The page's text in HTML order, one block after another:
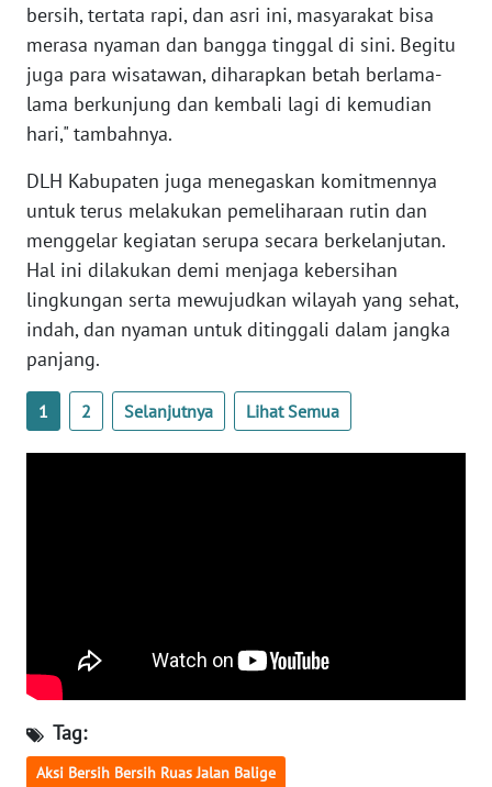
bersih, tertata rapi, dan asri ini, masyarakat bisa
merasa nyaman dan bangga tinggal di sini. Begitu
juga para wisatawan, diharapkan betah berlama-
lama berkunjung dan kembali lagi di kemudian
hari," tambahnya.
DLH Kabupaten juga menegaskan komitmennya
untuk terus melakukan pemeliharaan rutin dan
menggelar kegiatan serupa secara berkelanjutan.
Hal ini dilakukan demi menjaga kebersihan
lingkungan serta mewujudkan wilayah yang sehat,
indah, dan nyaman untuk ditinggali dalam jangka
panjang.
1 2 Selanjutnya Lihat Semua
Tag:
Aksi Bersih Bersih Ruas Jalan Balige
WN
MALUT
WN
WN
DANAU
TOBA
WN
NIAS
WN
LANGKAT
WN
WN